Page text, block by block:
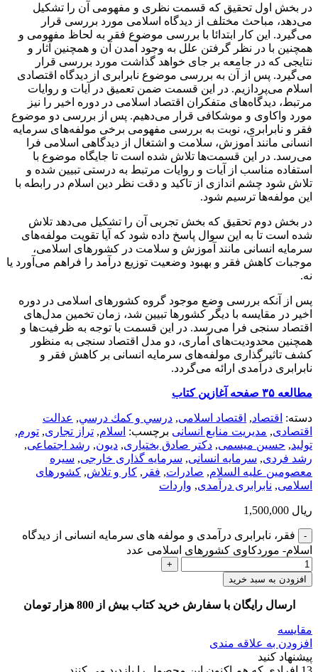
در بخش اول تحقیق که قسمت نظری و مفهومی آن را تشکیل
می‌دهد، مباحث مختلف از دیدگاه اسلامی مورد بررسی قرار
می‌گیرد. این کار ابتدائا با بررسی موضوع فقر به لحاظ مفهومی و
همچنین با در نظر گرفتن علل به وجود آمدن آن و همچنین آثار و
نتایجی که در جامعه بر جای خواهد گذاشت مورد بررسی قرار
می‌گیرد. پس از آن به بررسی موضوع نابرابری از دیدگاه اقتصادی
اسلام می‌پردازیم. در این قسمت ضمن تعمیق در آیات و روایات
مرتبط، دیدگاه‌های متفکران اقتصاد اسلامی در دوره اخیر را نیز
مورد واکاوی و موشکافی قرار می‌دهیم. پس از بررسی دو موضوع
فقر و نابرابری، نوبت به بررسی مفهومی برخی مولفه‌های سرمایه
انسانی مانند آموزش، سلامت و اشتغال از دیدگاهی اسلامی فرا
می‌رسد. در این قسمت‌ها تلاش شده است تا جایگاه موضوع با
استفاده مناسب از آیات و روایات مرتبط به درستی تبیین شده و
تلاش شود چشم اندازی از تاکید و دقت نظر دین اسلام در رابطه با
این مولفه‌ها ترسیم شود.
در بخش دوم تحقیق که بخش تجربی آن را تشکیل می‌دهد تلاش
شده است تا به این سوال پاسخ داده شود که آیا تقویت مولفه‌های
سرمایه انسانی مانند آموزش و سلامت در کشورهای اسلامی،
موجبات کاهش فقر و بهبود وضعیت توزیع درآمد را فراهم می‌آورد یا
نه.
پس از آنکه بررسی وضع موجود گروه کشورهای اسلامی در دوره
اخیر در مقایسه با دیگر کشورها تبیین شد، زمان تخمین مدل‌های
اقتصاد سنجی فرا می‌رسد. در این قسمت با توجه به ظرفیت‌ها و
همچنین محدودیت‌های آماری، دو مدل اقتصاد سنجی به منظور
کشف تاثیرگذاری مولفه‌های سرمایه انسانی بر کاهش فقر و
نابرابری درآمدی ارائه می‌گردد.
مطالعه ۳۵ صفحه آغازین کتاب
دسته: اقتصاد, اقتصاد اسلامی, درسي و كمك درسي, عدالت
اقتصادی, مدیریت منابع انسانی برچسب: اسلام, تراز تجاری, تورم,
تولید, حسین میسمی, دکتر صادق بختیاری, دیون, رشد اجتماعی,
رشد فردی, سرمایه انسانی, سرمایه گذاری خارجی, سیره
معصومین علیه السلام, صادرات, فقر , کار و تلاش, کشورهای
اسلامی, نابرابری درآمدی, واردات
ریال
فقر، نابرابری درآمدی و مولفه های سرمایه انسانی از دیدگاه
اسلام- موردکاوی کشورهای اسلامی عدد
افزودن به سبد خرید
ارسال رایگان با سفارش خرید کتاب بیش از 800 هزار تومان
مقایسه
افزودن به علاقه مندی
پیشنهاد کنید